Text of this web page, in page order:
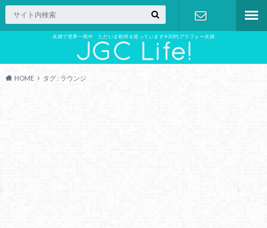
夫婦で世界一周中 ただいま欧州を巡っています✈︎30代アラフォー夫婦
お問い合わ
HOME タグ : ラウンジ